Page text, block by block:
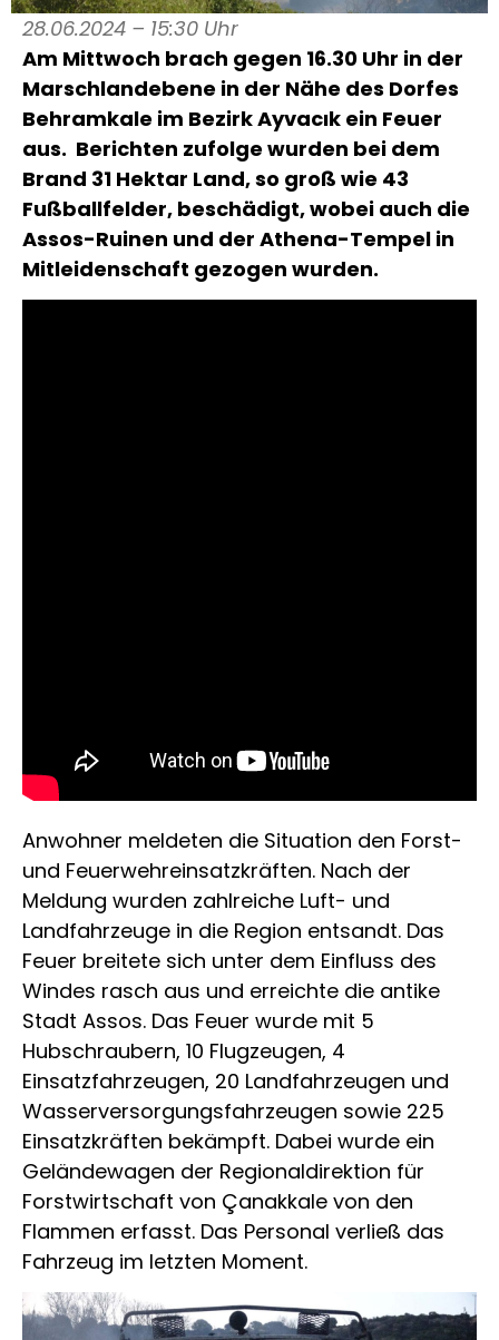
28.06.2024 – 15:30 Uhr
Am Mittwoch brach gegen 16.30 Uhr in der
Marschlandebene in der Nähe des Dorfes
Behramkale im Bezirk Ayvacık ein Feuer
aus. Berichten zufolge wurden bei dem
Brand 31 Hektar Land, so groß wie 43
Fußballfelder, beschädigt, wobei auch die
Assos-Ruinen und der Athena-Tempel in
Mitleidenschaft gezogen wurden.
Anwohner meldeten die Situation den Forst-
und Feuerwehreinsatzkräften. Nach der
Meldung wurden zahlreiche Luft- und
Landfahrzeuge in die Region entsandt. Das
Feuer breitete sich unter dem Einfluss des
Windes rasch aus und erreichte die antike
Stadt Assos. Das Feuer wurde mit 5
Hubschraubern, 10 Flugzeugen, 4
Einsatzfahrzeugen, 20 Landfahrzeugen und
Wasserversorgungsfahrzeugen sowie 225
Einsatzkräften bekämpft. Dabei wurde ein
Geländewagen der Regionaldirektion für
Forstwirtschaft von Çanakkale von den
Flammen erfasst. Das Personal verließ das
Fahrzeug im letzten Moment.